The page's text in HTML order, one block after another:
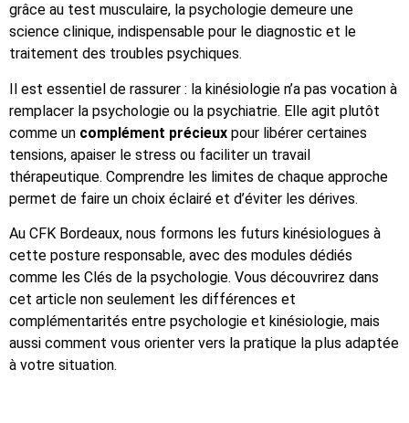
grâce au test musculaire, la psychologie demeure une
science clinique, indispensable pour le diagnostic et le
traitement des troubles psychiques.
Il est essentiel de rassurer : la kinésiologie n’a pas vocation à
remplacer la psychologie ou la psychiatrie. Elle agit plutôt
comme un complément précieux pour libérer certaines
tensions, apaiser le stress ou faciliter un travail
thérapeutique. Comprendre les limites de chaque approche
permet de faire un choix éclairé et d’éviter les dérives.
Au CFK Bordeaux, nous formons les futurs kinésiologues à
cette posture responsable, avec des modules dédiés
comme les Clés de la psychologie. Vous découvrirez dans
cet article non seulement les différences et
complémentarités entre psychologie et kinésiologie, mais
aussi comment vous orienter vers la pratique la plus adaptée
à votre situation.